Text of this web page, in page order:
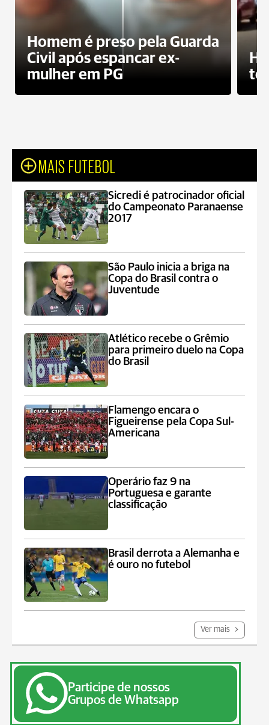
Homem é preso pela Guarda
Civil após espancar ex-
mulher em PG
MAIS FUTEBOL
Sicredi é patrocinador oficial
do Campeonato Paranaense
2017
São Paulo inicia a briga na
Copa do Brasil contra o
Juventude
Atlético recebe o Grêmio
para primeiro duelo na Copa
do Brasil
Flamengo encara o
Figueirense pela Copa Sul-
Americana
Operário faz 9 na
Portuguesa e garante
classificação
Brasil derrota a Alemanha e
é ouro no futebol
Ver mais
Participe de nossos
Grupos de Whatsapp